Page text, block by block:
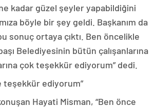
kadar güzel şeyler yapabildiğini
böyle bir şey geldi. Başkanım da
sonuç ortaya çıktı. Ben öncelikle
Belediyesinin bütün çalışanlarına
çok teşekkür ediyorum” dedi.
teşekkür ediyorum”
Hayati Misman, “Ben önce